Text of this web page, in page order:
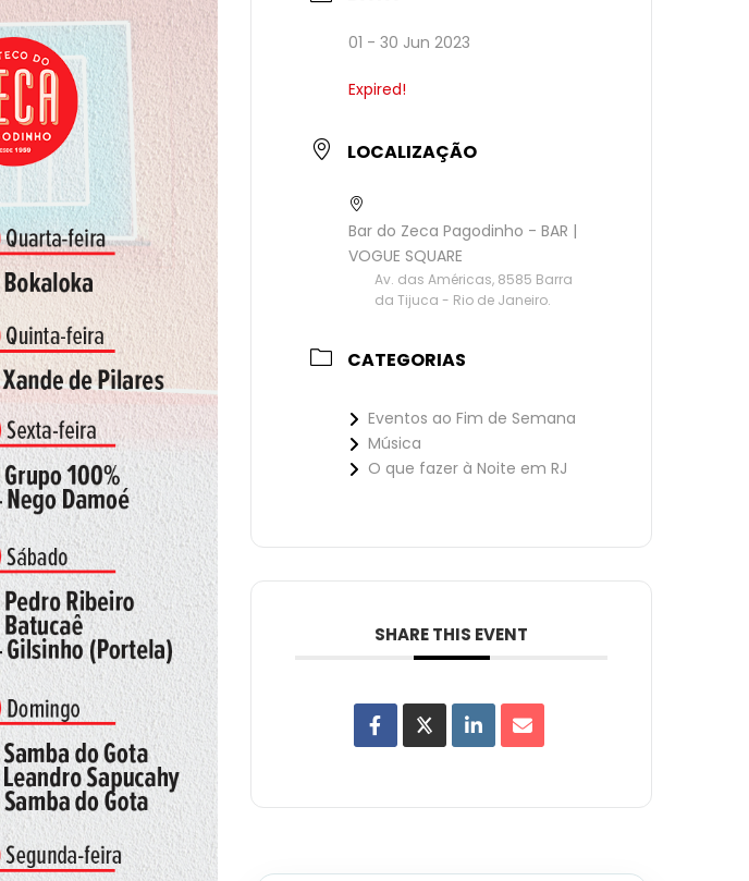
01 - 30 Jun 2023
Expired!
LOCALIZAÇÃO
Bar do Zeca Pagodinho - BAR |
VOGUE SQUARE
Av. das Américas, 8585 Barra
da Tijuca - Rio de Janeiro.
CATEGORIAS
Eventos ao Fim de Semana
Música
O que fazer à Noite em RJ
SHARE THIS EVENT